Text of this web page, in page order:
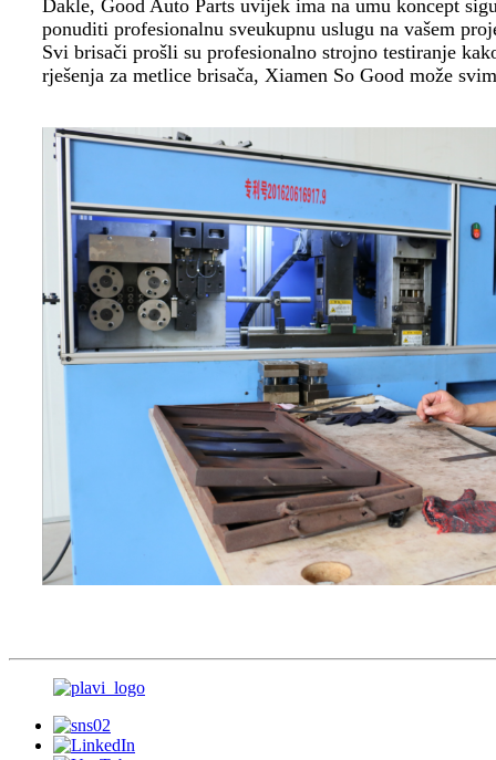
Dakle, Good Auto Parts uvijek ima na umu koncept
ponuditi profesionalnu sveukupnu uslugu na vašem
Svi brisači prošli su profesionalno strojno testiranje
rješenja za metlice brisača, Xiamen So Good može